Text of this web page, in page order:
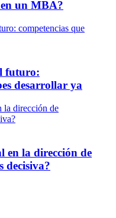
un MBA?
futuro:
desarrollar ya
en la dirección de
decisiva?